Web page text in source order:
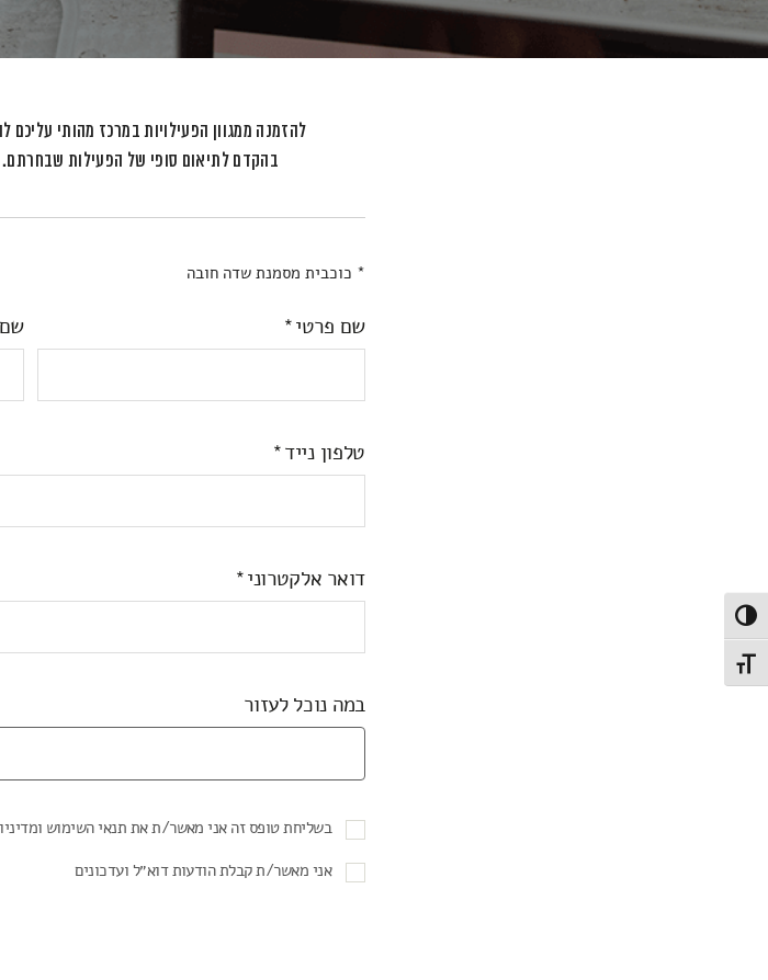
Toggle High Contrast
Toggle Font size
להזמנה ממגוון הפעילויות במרכז מהותי עליכם
בהקדם לתיאום סופי של הפעילות שבחרתם.
* כוכבית מסמנת שדה חובה
שם פרטי
טלפון נייד
דואר אלקטרוני
במה נוכל לעזור
בשליחת טופס זה אני מאשר/ת את תנאי השימוש
אני מאשר/ת קבלת הודעות דוא״ל ועדכונים